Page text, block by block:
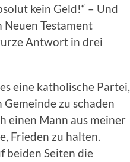
kein Geld!“ – Und
Testament
Antwort in drei
eine katholische Partei,
zu schaden
einen Mann aus meiner
Frieden zu halten.
beiden Seiten die